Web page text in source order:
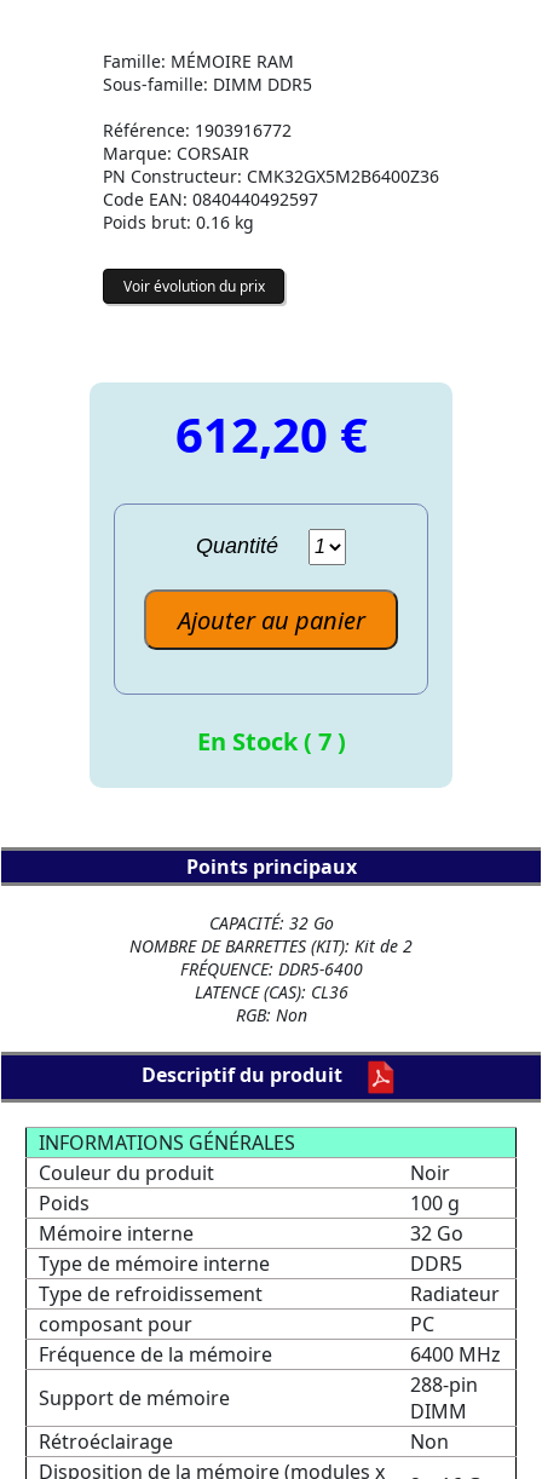
Famille: MÉMOIRE RAM
Sous-famille: DIMM DDR5
Référence: 1903916772
Marque: CORSAIR
PN Constructeur: CMK32GX5M2B6400Z36
Code EAN: 0840440492597
Poids brut: 0.16 kg
Voir évolution du prix
612,20 €
Quantité
Ajouter au panier
En Stock ( 7 )
Points principaux
CAPACITÉ: 32 Go
NOMBRE DE BARRETTES (KIT): Kit de 2
FRÉQUENCE: DDR5-6400
LATENCE (CAS): CL36
RGB: Non
Descriptif du produit
INFORMATIONS GÉNÉRALES
Couleur du produit
Noir
Poids
100 g
Mémoire interne
32 Go
Type de mémoire interne
DDR5
Type de refroidissement
Radiateur
composant pour
PC
Fréquence de la mémoire
6400 MHz
Support de mémoire
288-pin
DIMM
Rétroéclairage
Non
Disposition de la mémoire (modules x